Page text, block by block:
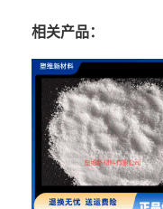
相关产品：